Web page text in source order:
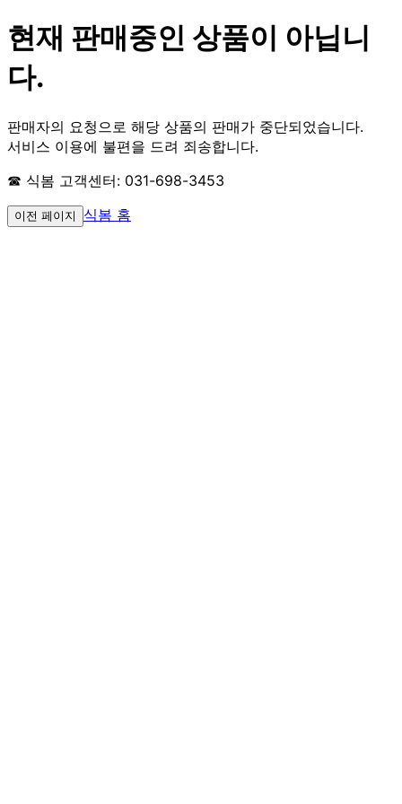
현재 판매중인 상품이 아닙니
다.
판매자의 요청으로 해당 상품의 판매가 중단되었습니다.
서비스 이용에 불편을 드려 죄송합니다.
☎ 식봄 고객센터: 031-698-3453
이전 페이지 식봄 홈